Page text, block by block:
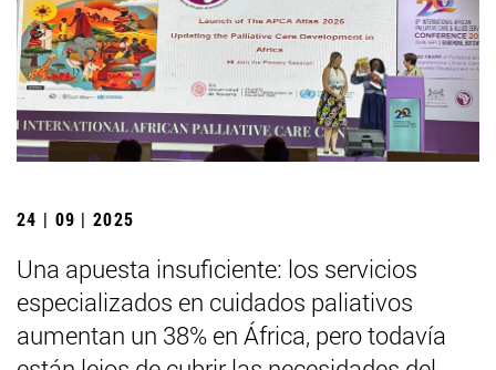
24 | 09 | 2025
Una apuesta insuficiente: los servicios
especializados en cuidados paliativos
aumentan un 38% en África, pero todavía